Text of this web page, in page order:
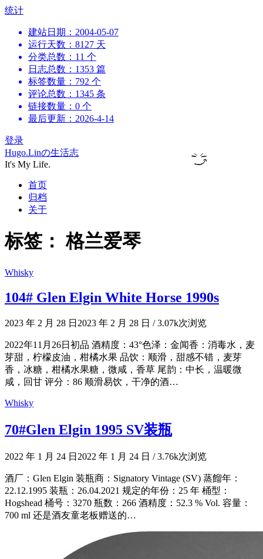
跳
统计
建站日期：2004-05-07
运行天数：8127 天
分类总数：11 个
日志总数：1353 篇
标签数量：792 个
评论总数：1345 条
链接数量：0 个
最后更新：2026-4-14
登录
Hugo.Linの生活志
It's My Life.
首页
归档
关于
标签：格兰爱琴
Whisky
104# Glen Elgin White Horse 1990s
2023 年 2 月 28 日 2023 年 2 月 28 日 /3.07k次浏览
2022年11月26日初品 酒精度：43°色泽：金闻香：消毒水，麦
芽甜，柠檬皮油，柑橘水果 品饮：顺滑，甜感不错，麦芽
香，冰糖，柑橘水果糖，微咸，香草 尾韵：中长，温暖微
咸，回甘 评分：86 顺滑易饮，干净的酒…
Whisky
70#Glen Elgin 1995 SV装瓶
2022 年 1 月 24 日 2022 年 1 月 24 日 /3.76k次浏览
酒厂：Glen Elgin 装瓶商：Signatory Vintage (SV) 蒸餾年：
22.12.1995 装瓶：26.04.2021 规定的年份：25 年 桶型：
Hogshead 桶号：3270 瓶数：266 酒精度：52.3 % Vol. 容量：
700 ml 还是酒友童老板赠送的…